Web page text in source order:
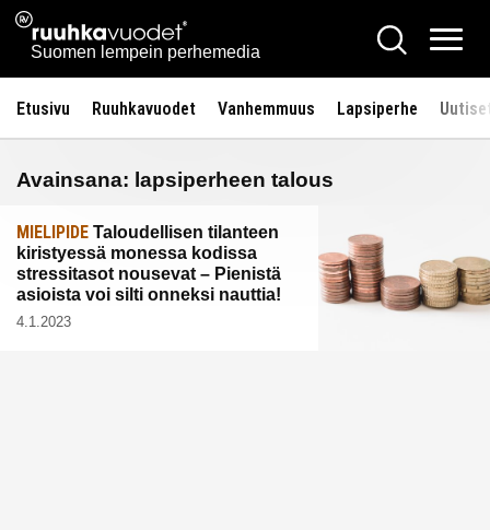
Siirry
sisältöön
Ruuhkavuodet.fi
Suomen lempein perhemedia
Hae
Etusivu Ruuhkavuodet Vanhemmuus Lapsiperhe
Avainsana: lapsiperheen talous
MIELIPIDE Taloudellisen tilanteen
kiristyessä monessa kodissa
stressitasot nousevat – Pienistä
asioista voi silti onneksi nauttia!
4.1.2023